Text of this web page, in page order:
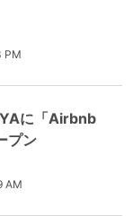
PM
に「Airbnb
プン
AM